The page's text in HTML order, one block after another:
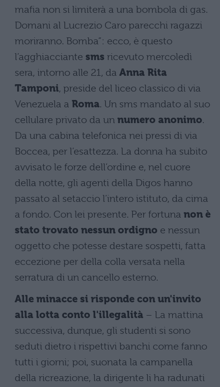
mafia non si limiterà a una bombola di gas.
Domani al Lucrezio Caro parecchi ragazzi
moriranno. Bomba”: ecco, è questo
l’agghiacciante sms ricevuto mercoledì
sera, intorno alle 21, da Anna Rita
Tamponi, preside del liceo classico di via
Venezuela a Roma. Un sms mandato al suo
cellulare privato da un numero anonimo.
Da una cabina telefonica nei pressi di via
Boccea, per l’esattezza. La donna ha subito
avvisato le forze dell’ordine e, nel cuore
della notte, gli agenti della Digos hanno
passato al setaccio l’intero istituto, da cima
a fondo. Con lei presente. Per fortuna non è
stato trovato nessun ordigno e nessun
oggetto che potesse destare sospetti, fatta
eccezione per della colla versata nella
serratura di un cancello esterno.
Alle minacce si risponde con un'invito
alla lotta conto l'illegalità – La mattina
successiva, dunque, gli studenti si sono
seduti dietro i rispettivi banchi come fanno
tutti i giorni; poi, suonata la campanella
della ricreazione, la dirigente li ha radunati